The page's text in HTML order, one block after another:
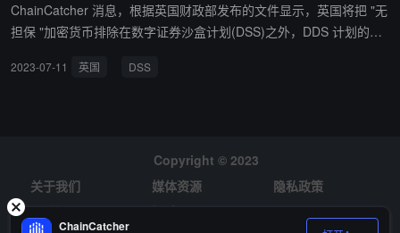
ChainCatcher 消息，根据英国财政部发布的文件显示，英国将把 "无
担保 "加密货币排除在数字证券沙盒计划(DSS)之外，DDS 计划的主
券和现有证券的代币化表示。 它将排除包括比特币和以太坊在内
2023-07-11 英国 DSS
Copyright © 2023
关于我们
媒体资源
隐私政策
风险提示
招聘
ChainCatcher